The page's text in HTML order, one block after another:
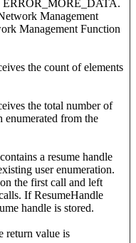
ERROR_MORE_DATA.
Management
Management Function
the count of elements
the total number of
enumerated from the
a resume handle
user enumeration.
the first call and left
If ResumeHandle
handle is stored.
return value is